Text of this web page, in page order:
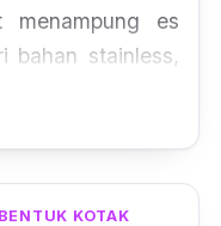
es
bahan stainless,
KOTAK